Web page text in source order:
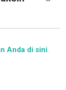
Anda di sini.